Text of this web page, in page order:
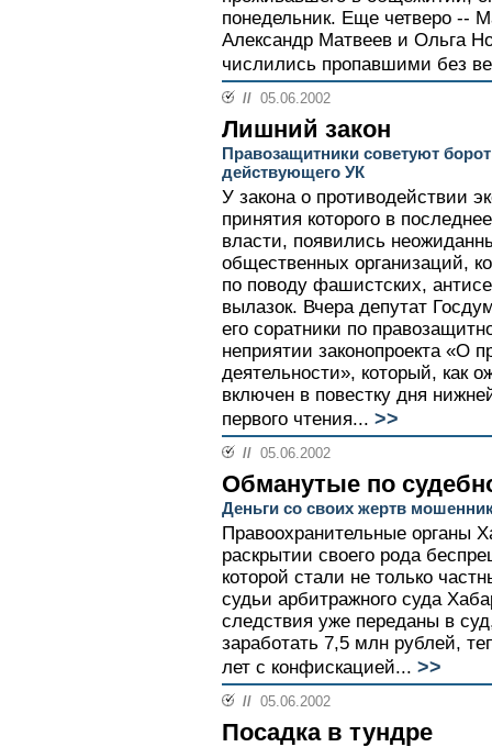
понедельник. Еще четверо --
Александр Матвеев и Ольга
числились пропавшими без
// 05.06.2002
Лишний закон
Правозащитники советуют
действующего УК
У закона о противодействии
принятия которого в
власти, появились
общественных организаций,
по поводу фашистских,
вылазок. Вчера депутат
его соратники по
неприятии законопроекта «О
деятельности», который, как
включен в повестку дня
первого чтения... >>
// 05.06.2002
Обманутые по
Деньги со своих жертв
Правоохранительные органы
раскрытии своего рода
которой стали не только
судьи арбитражного суда
следствия уже переданы в
заработать 7,5 млн рублей,
лет с конфискацией... >>
// 05.06.2002
Посадка в тундре